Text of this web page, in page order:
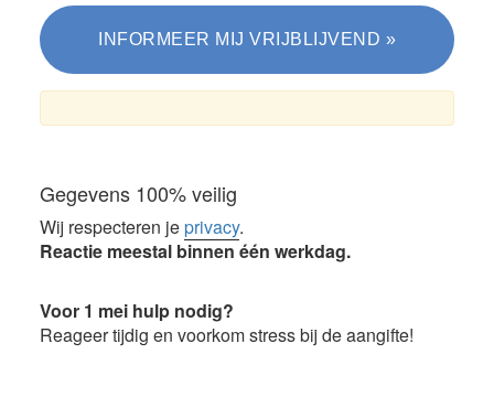
Gegevens 100% veilig
Wij respecteren jeprivacy.
Reactie meestal binnen één werkdag.
Voor 1 mei hulp nodig?
Reageer tijdig en voorkom stress bij de aangifte!